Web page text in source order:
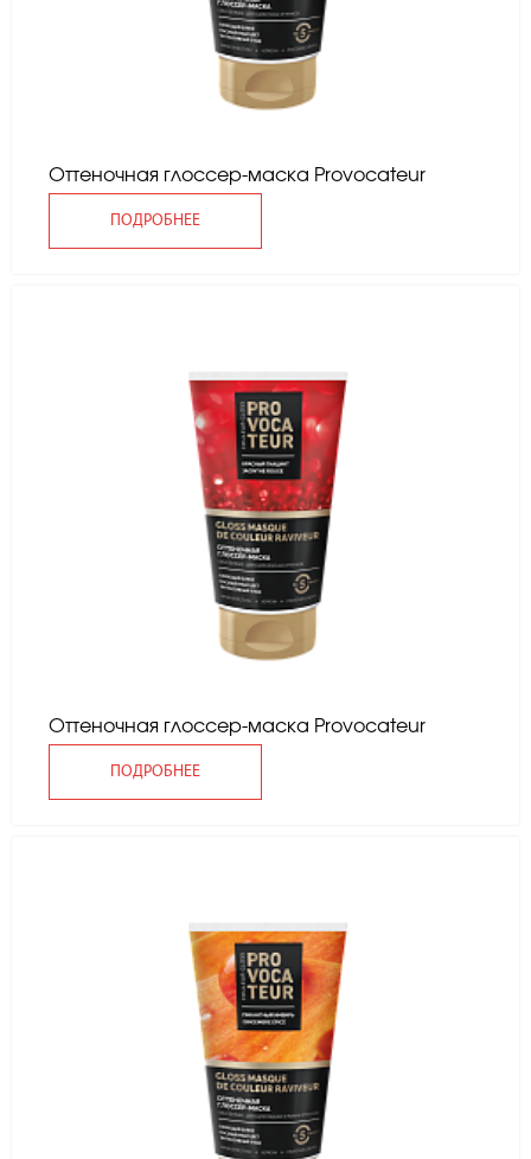
Оттеночная глоссер-маска Provocateur
ПОДРОБНЕЕ
Оттеночная глоссер-маска Provocateur
ПОДРОБНЕЕ